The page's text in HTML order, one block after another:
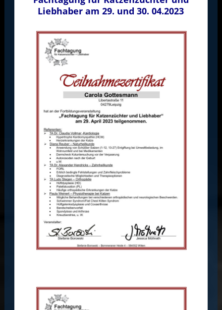
Liebhaber am 29. und 30. 04.2023